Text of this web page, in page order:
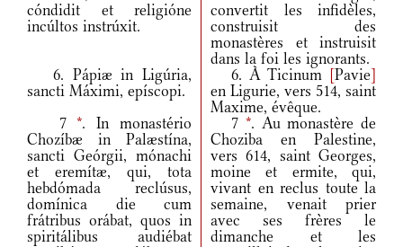
cóndidit et religióne
incúltos instrúxit.
convertit les infidèles,
construisit des
monastères et instruisit
dans la foi les ignorants.
6. Pápiæ in Ligúria,
sancti Máximi, epíscopi.
6. À Ticinum [Pavie]
en Ligurie, vers 514, saint
Maxime, évêque.
7*. In monastério
Chozíbæ in Palæstína,
sancti Geórgii, mónachi
et eremítæ, qui, tota
hebdómada reclúsus,
domínica die cum
frátribus orábat, quos in
spiritálibus audiébat
7 *. Au monastère de
Choziba en Palestine,
vers 614, saint Georges,
moine et ermite, qui,
vivant en reclus toute la
semaine, venait prier
avec ses frères le
dimanche et les